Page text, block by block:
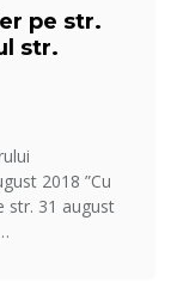
pe str.
str.
2018 ”Cu
str. 31 august